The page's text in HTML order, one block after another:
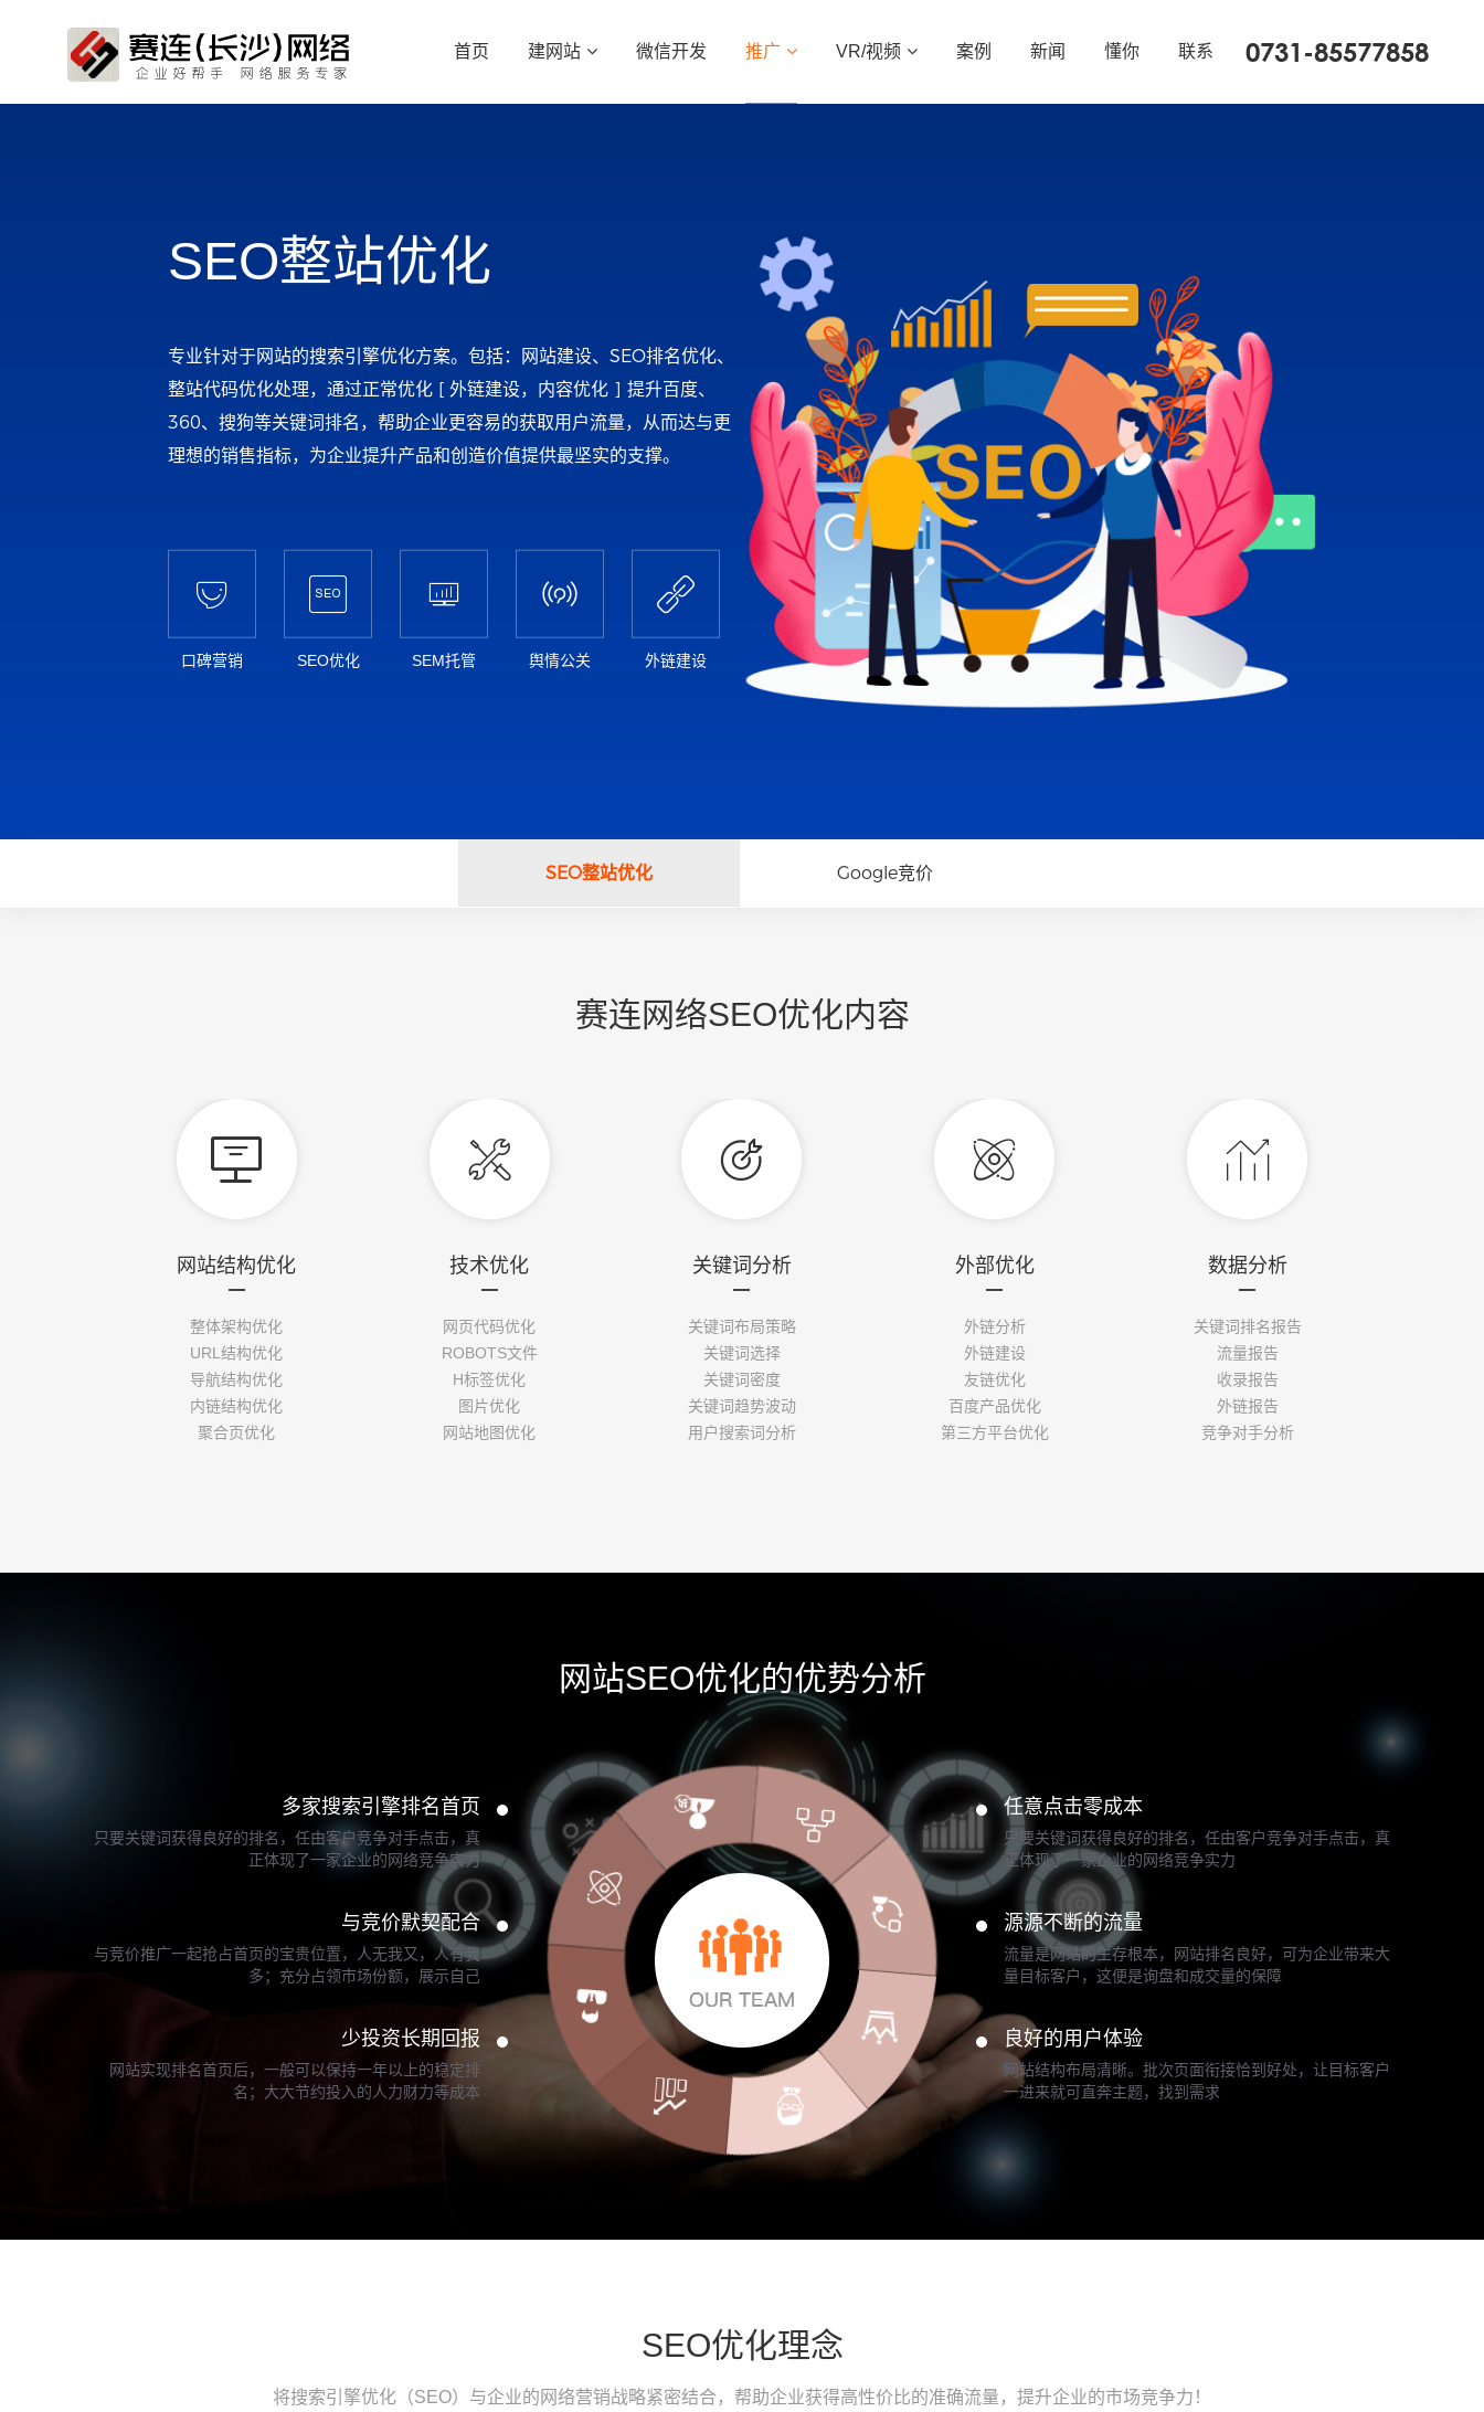
首页 建网站 微信开发 推广 VR/视频 案例 新闻 懂你 联系 0731-85577858
SEO整站优化
专业针对于网站的搜索引擎优化方案。包括：网站建设、SEO排名优化、
整站代码优化处理，通过正常优化 [ 外链建设，内容优化 ] 提升百度、
360、搜狗等关键词排名，帮助企业更容易的获取用户流量，从而达与更
理想的销售指标，为企业提升产品和创造价值提供最坚实的支撑。

口碑营销

SEO优化

SEM托管

舆情公关

外链建设
SEO整站优化 Google竞价
赛连网络SEO优化内容

网站结构优化
整体架构优化
URL结构优化
导航结构优化
内链结构优化
聚合页优化

技术优化
网页代码优化
ROBOTS文件
H标签优化
图片优化
网站地图优化

关键词分析
关键词布局策略
关键词选择
关键词密度
关键词趋势波动
用户搜索词分析

外部优化
外链分析
外链建设
友链优化
百度产品优化
第三方平台优化

数据分析
关键词排名报告
流量报告
收录报告
外链报告
竞争对手分析
网站SEO优化的优势分析
多家搜索引擎排名首页
只要关键词获得良好的排名，任由客户竞争对手点击，真
正体现了一家企业的网络竞争实力
与竞价默契配合
与竞价推广一起抢占首页的宝贵位置，人无我又，人有我
多；充分占领市场份额，展示自己
少投资长期回报
网站实现排名首页后，一般可以保持一年以上的稳定排
名；大大节约投入的人力财力等成本
任意点击零成本
只要关键词获得良好的排名，任由客户竞争对手点击，真
正体现了一家企业的网络竞争实力
源源不断的流量
流量是网站的生存根本，网站排名良好，可为企业带来大
量目标客户，这便是询盘和成交量的保障
良好的用户体验
网站结构布局清晰。批次页面衔接恰到好处，让目标客户
一进来就可直奔主题，找到需求
SEO优化理念
将搜索引擎优化（SEO）与企业的网络营销战略紧密结合，帮助企业获得高性价比的准确流量，提升企业的市场竞争力！